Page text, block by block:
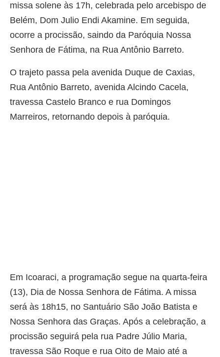
missa solene às 17h, celebrada pelo arcebispo de
Belém, Dom Julio Endi Akamine. Em seguida,
ocorre a procissão, saindo da Paróquia Nossa
Senhora de Fátima, na Rua Antônio Barreto.
O trajeto passa pela avenida Duque de Caxias,
Rua Antônio Barreto, avenida Alcindo Cacela,
travessa Castelo Branco e rua Domingos
Marreiros, retornando depois à paróquia.
Em Icoaraci, a programação segue na quarta-feira
(13), Dia de Nossa Senhora de Fátima. A missa
será às 18h15, no Santuário São João Batista e
Nossa Senhora das Graças. Após a celebração, a
procissão seguirá pela rua Padre Júlio Maria,
travessa São Roque e rua Oito de Maio até a